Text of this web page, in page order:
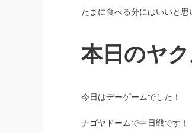
たまに食べる分にはいいと思
本日のヤ
今日はデーゲームでした！
ナゴヤドームで中日戦です！